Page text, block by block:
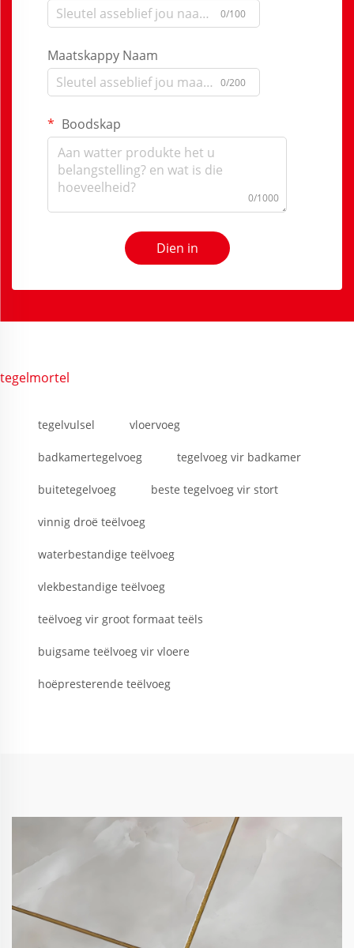
0/100
Maatskappy Naam
0/200
Boodskap
0/1000
Dien in
tegelmortel
tegelvulsel vloervoeg
badkamertegelvoeg tegelvoeg vir badkamer
buitetegelvoeg beste tegelvoeg vir stort
vinnig droë teëlvoeg
waterbestandige teëlvoeg
vlekbestandige teëlvoeg
teëlvoeg vir groot formaat teëls
buigsame teëlvoeg vir vloere
hoëpresterende teëlvoeg